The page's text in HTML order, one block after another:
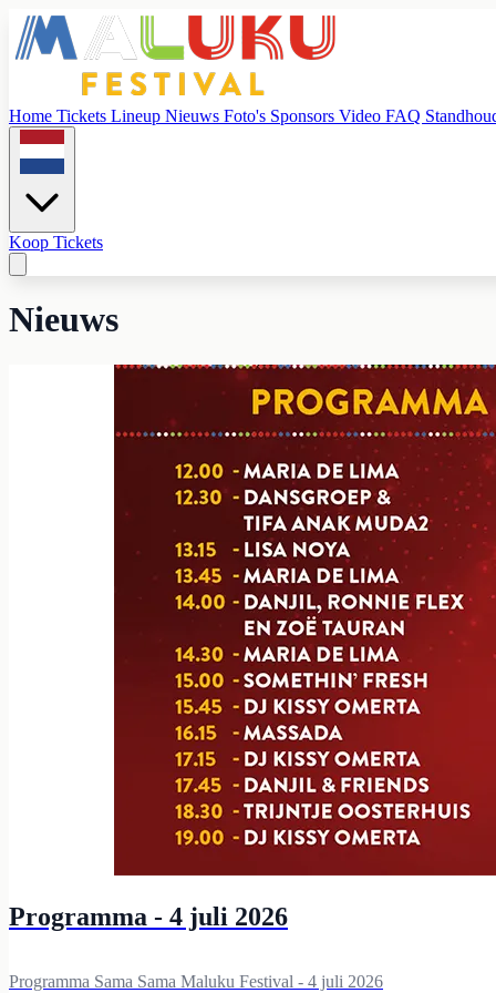
Home Tickets Lineup Nieuws Foto's Sponsors Video FAQ
Koop Tickets
Nieuws
Programma - 4 juli 2026
Programma Sama Sama Maluku Festival - 4 juli 2026